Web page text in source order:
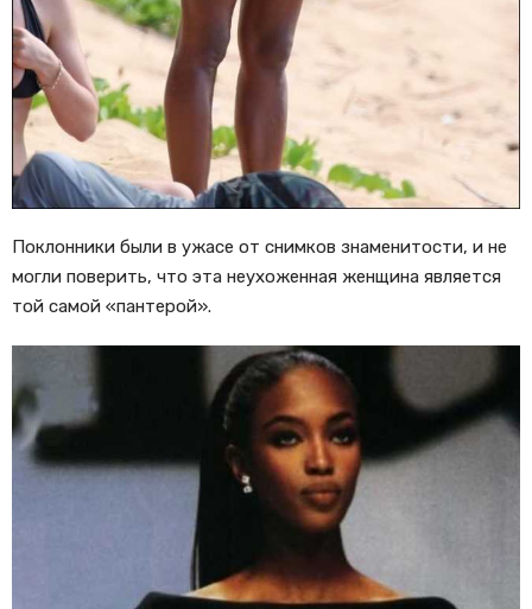
Поклонники были в ужасе от снимков знаменитости, и не
могли поверить, что эта неухоженная женщина является
той самой «пантерой».